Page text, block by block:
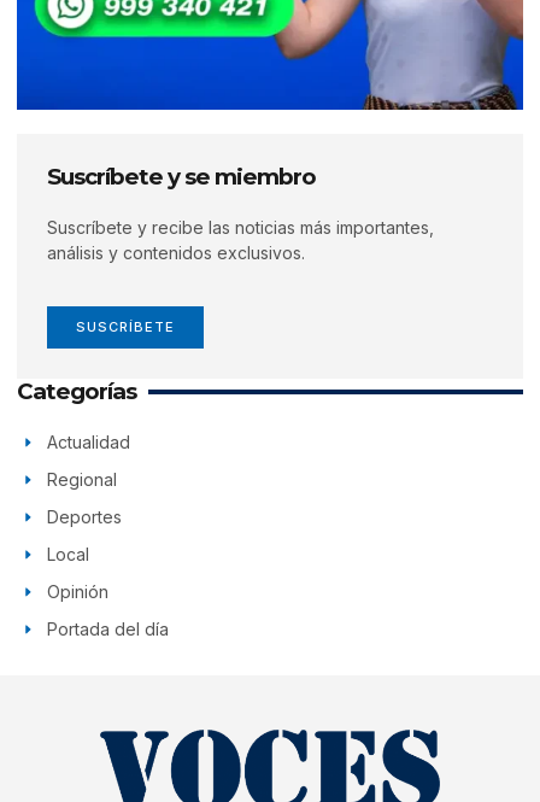
Suscríbete y se miembro
Suscríbete y recibe las noticias más importantes,
análisis y contenidos exclusivos.
SUSCRÍBETE
Categorías
Actualidad
Regional
Deportes
Local
Opinión
Portada del día